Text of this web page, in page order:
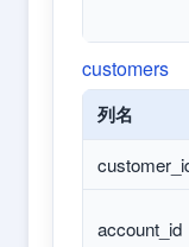
customers
列名
account_id